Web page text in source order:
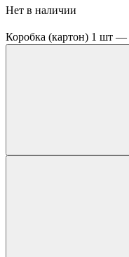
Нет в наличии
Коробка (картон) 1 шт —